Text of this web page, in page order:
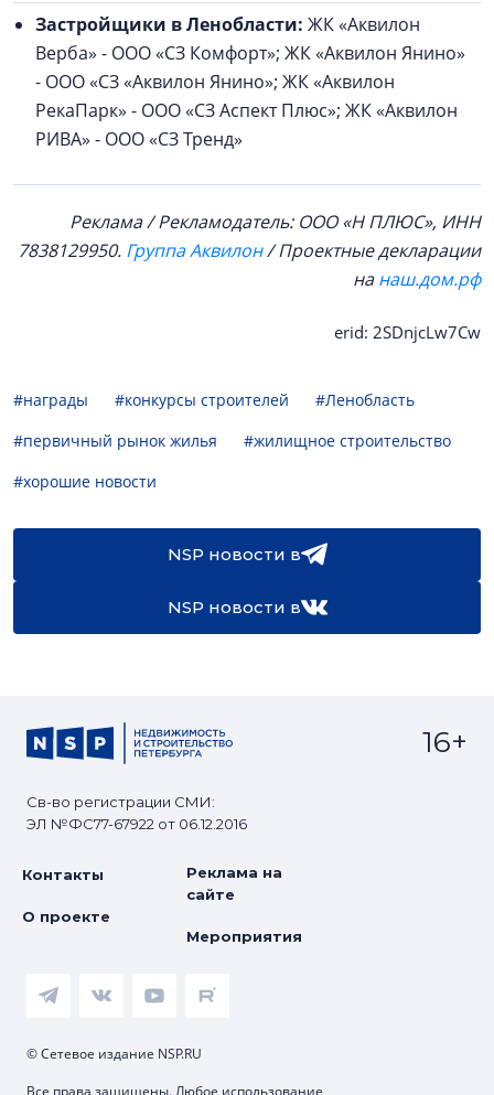
Застройщики в Ленобласти: ЖК «Аквилон
Верба» - ООО «СЗ Комфорт»; ЖК «Аквилон Янино»
- ООО «СЗ «Аквилон Янино»; ЖК «Аквилон
РекаПарк» - ООО «СЗ Аспект Плюс»; ЖК «Аквилон
РИВА» - ООО «СЗ Тренд»
Реклама / Рекламодатель: ООО «Н ПЛЮС», ИНН
7838129950. Группа Аквилон/ Проектные декларации
нанаш.дом.рф
erid: 2SDnjcLw7Cw
#награды #конкурсы строителей
#Ленобласть
#первичный рынок жилья
#жилищное строительство
#хорошие новости
NSP новости в
NSP новости в
Св-во регистрации СМИ:
ЭЛ №ФС77-67922 от 06.12.2016
16+
Контакты
О проекте
Реклама на
сайте
Мероприятия
© Сетевое издание NSP.RU
Все права защищены. Любое использование